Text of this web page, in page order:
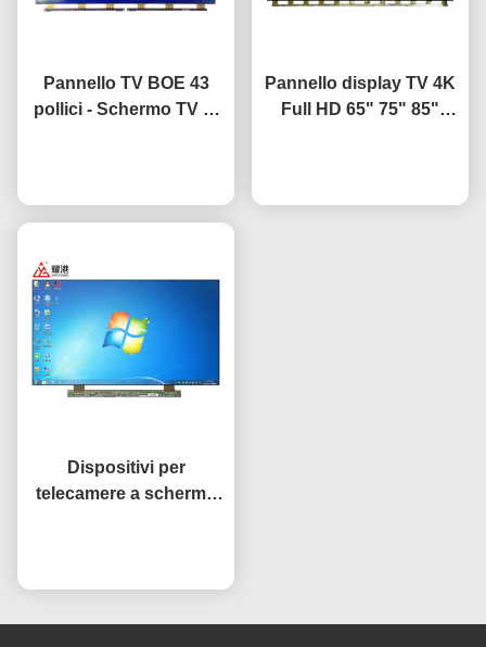
Pannello TV BOE 43
pollici - Schermo TV di
Pannello display TV 4K
Full HD 65" 75" 85"
Dispositivi per
telecamere a schermo